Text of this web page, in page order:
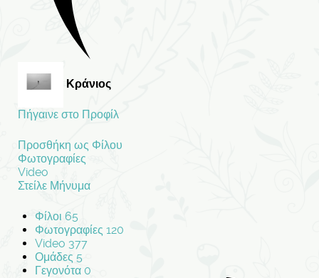
Κράνιος
Πήγαινε στο Προφίλ
Προσθήκη ως Φίλου
Φωτογραφίες
Video
Στείλε Μήνυμα
Φίλοι 65
Φωτογραφίες 120
Video 377
Ομάδες 5
Γεγονότα 0